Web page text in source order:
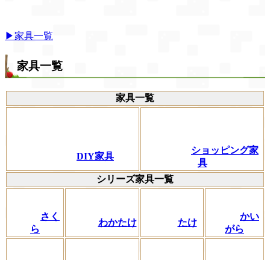
▶家具一覧
家具一覧
家具一覧
DIY家具
ショッピング家
具
シリーズ家具一覧
さく
ら
わかたけ たけ
かい
がら